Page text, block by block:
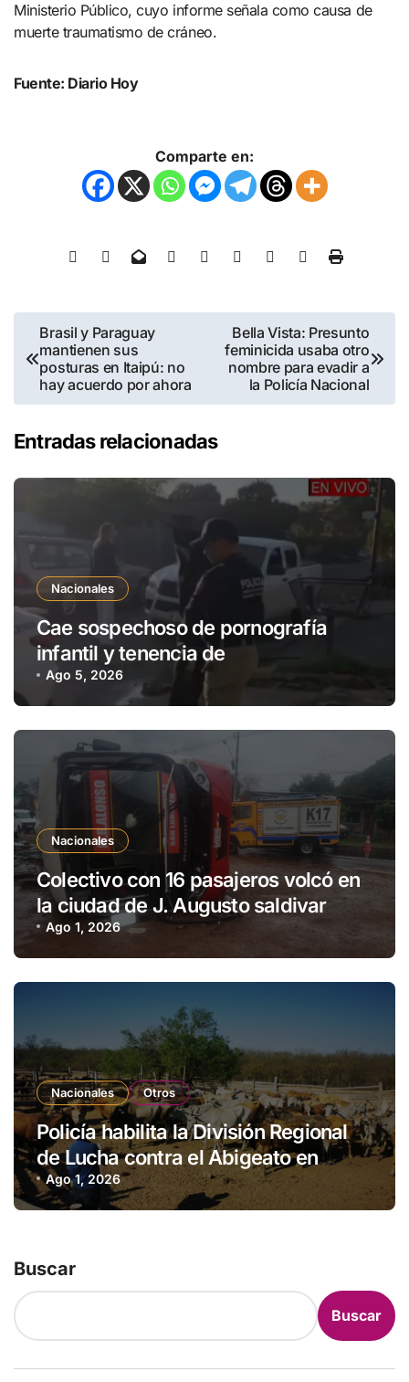
Ministerio Público, cuyo informe señala como causa de
muerte traumatismo de cráneo.
Fuente: Diario Hoy
Comparte en:
Brasil y Paraguay
mantienen sus
posturas en Itaipú: no
hay acuerdo por ahora
Bella Vista: Presunto
feminicida usaba otro
nombre para evadir a
la Policía Nacional
Entradas relacionadas
Nacionales
Cae sospechoso de pornografía
infantil y tenencia de
estupefacientes en Fernando de la
Mora
Ago 5, 2026
Nacionales
Colectivo con 16 pasajeros volcó en
la ciudad de J. Augusto saldivar
Ago 1, 2026
Nacionales Otros
Policía habilita la División Regional
de Lucha contra el Abigeato en
Amambay
Ago 1, 2026
Buscar
Buscar